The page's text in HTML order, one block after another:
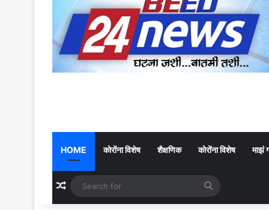
HOME कोरोंना विशेष शैक्षणिक कोरोंना विशेष माझं
Random Article
for